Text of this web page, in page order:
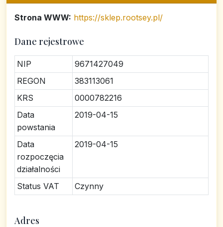
Strona WWW: https://sklep.rootsey.pl/
Dane rejestrowe
NIP
9671427049
REGON
383113061
KRS
0000782216
Data
powstania
2019-04-15
Data
rozpoczęcia
działalności
2019-04-15
Status VAT Czynny
Adres